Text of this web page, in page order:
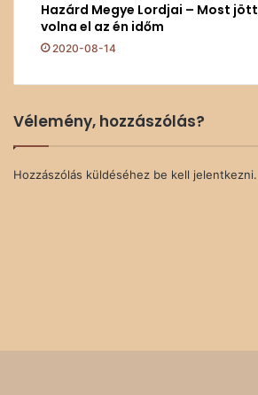
Hazárd Megye Lordjai – Most jött
volna el az én időm
2020-08-14
Vélemény, hozzászólás?
Hozzászólás küldéséhez be kell jelentkezni.